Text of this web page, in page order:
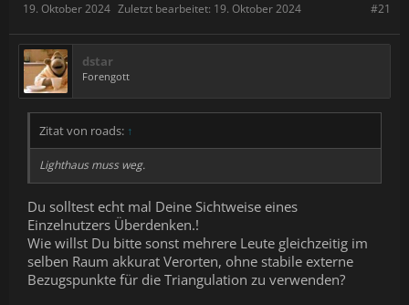
#21
19. Oktober 2024 Zuletzt bearbeitet: 19. Oktober 2024
dstar
Forengott
Zitat von roads: ↑
Lighthaus muss weg.
Du solltest echt mal Deine Sichtweise eines
Einzelnutzers Überdenken.!
Wie willst Du bitte sonst mehrere Leute gleichzeitig im
selben Raum akkurat Verorten, ohne stabile externe
Bezugspunkte für die Triangulation zu verwenden?